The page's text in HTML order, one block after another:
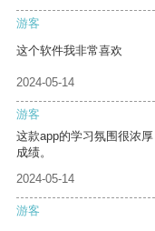
游客
这个软件我非常喜欢
2024-05-14
游客
这款app的学习氛围很浓
成绩。
2024-05-14
游客